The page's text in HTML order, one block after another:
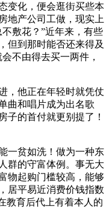
变化，便会逛街买些本
地产公司工做，现实上
敷花？”近年来，有些
但到那时能否还来得及
不由得去买一两件，
他正在年轻时就凭仗
曲和唱片成为出名歌
子的首付就更别提了！
贫如洗！做为一种东
群的守富体例。事无大
物起购门槛较高，能够
居平易近消费价钱指数
教育后代上有着本人的